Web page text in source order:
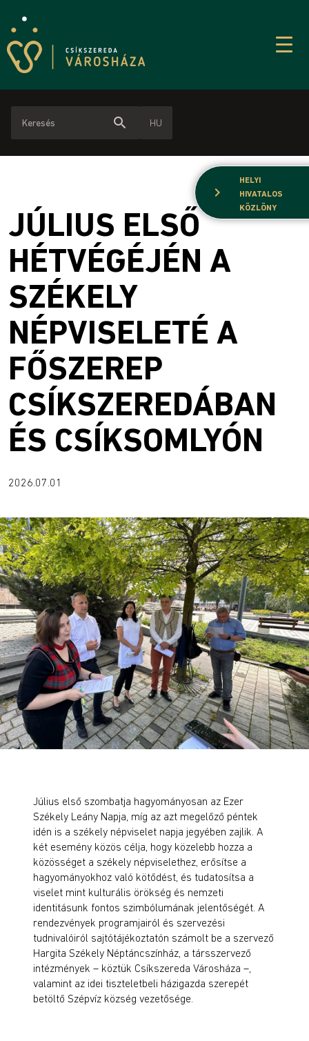
search HU
chevron_right
HELYI
HIVATALOS
KÖZLÖNY
JÚLIUS ELSŐ
HÉTVÉGÉJÉN A
SZÉKELY
NÉPVISELETÉ A
FŐSZEREP
CSÍKSZEREDÁBAN
ÉS CSÍKSOMLYÓN
2026.07.01
Július első szombatja hagyományosan az Ezer
Székely Leány Napja, míg az azt megelőző péntek
idén is a székely népviselet napja jegyében zajlik. A
két esemény közös célja, hogy közelebb hozza a
közösséget a székely népviselethez, erősítse a
hagyományokhoz való kötődést, és tudatosítsa a
viselet mint kulturális örökség és nemzeti
identitásunk fontos szimbólumának jelentőségét. A
rendezvények programjairól és szervezési
tudnivalóiról sajtótájékoztatón számolt be a szervező
Hargita Székely Néptáncszínház, a társszervező
intézmények – köztük Csíkszereda Városháza –,
valamint az idei tiszteletbeli házigazda szerepét
betöltő Szépvíz község vezetősége.